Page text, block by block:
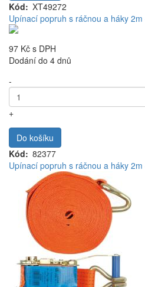
Kód
XT49272
Upínací popruh s ráčnou a háky
97 Kč s DPH
Dodání do 4 dnů
-
+
Do košíku
Kód
82377
Upínací popruh s ráčnou a háky